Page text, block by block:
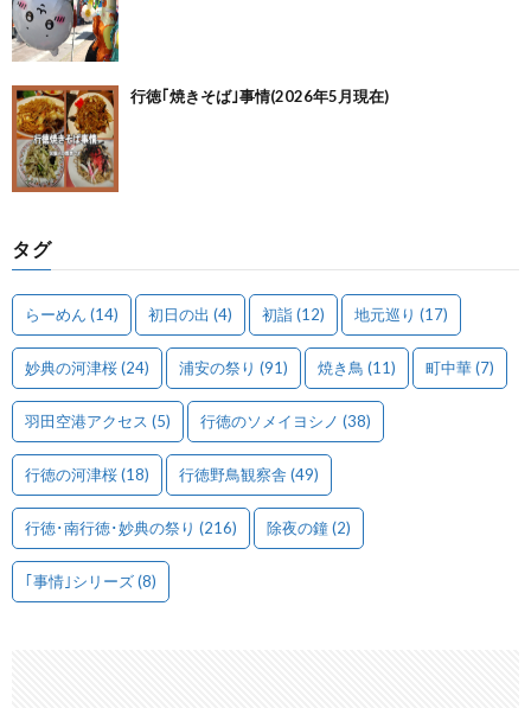
行徳｢焼きそば｣事情(2026年5月現在)
タグ
らーめん (14) 初日の出 (4) 初詣(12) 地元巡り (17)
妙典の河津桜(24) 浦安の祭り (91) 焼き鳥 (11) 町中華(7)
羽田空港アクセス (5) 行徳のソメイヨシノ (38)
行徳の河津桜(18) 行徳野鳥観察舎 (49)
行徳･南行徳･妙典の祭り (216) 除夜の鐘(2)
｢事情｣シリーズ(8)